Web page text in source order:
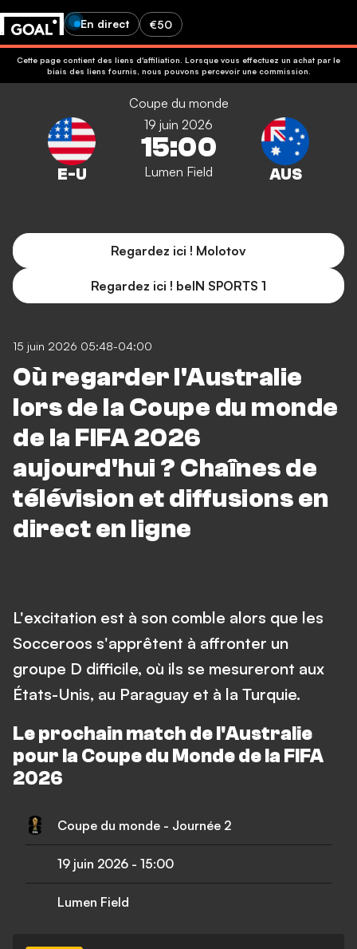
En direct €50
Cette page contient des liens d'affiliation. Lorsque vous effectuez un achat par le
biais des liens fournis, nous pouvons percevoir une commission.
Coupe du monde
19 juin 2026
15:00
Lumen Field
Regardez ici ! Molotov
Regardez ici ! beIN SPORTS 1
15 juin 2026 05:48-04:00
Où regarder l'Australie
lors de la Coupe du monde
de la FIFA 2026
aujourd'hui ? Chaînes de
télévision et diffusions en
direct en ligne
L'excitation est à son comble alors que les
Socceroos s'apprêtent à affronter un
groupe D difficile, où ils se mesureront aux
États-Unis, au Paraguay et à la Turquie.
Le prochain match de l'Australie
pour la Coupe du Monde de la FIFA
2026
Coupe du monde - Journée 2
19 juin 2026 - 15:00
Lumen Field